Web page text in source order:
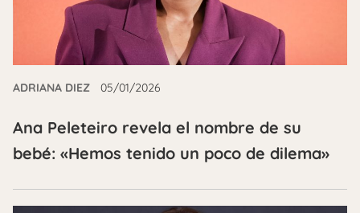
ADRIANA DIEZ 05/01/2026
Ana Peleteiro revela el nombre de su
bebé: «Hemos tenido un poco de dilema»